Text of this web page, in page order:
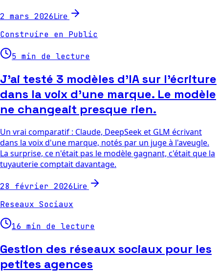
2 mars 2026Lire
Construire en Public
5 min de lecture
J'ai testé 3 modèles d'IA sur l'écriture
dans la voix d'une marque. Le modèle
ne changeait presque rien.
Un vrai comparatif : Claude, DeepSeek et GLM écrivant
dans la voix d'une marque, notés par un juge à l'aveugle.
La surprise, ce n'était pas le modèle gagnant, c'était que la
tuyauterie comptait davantage.
28 février 2026Lire
Reseaux Sociaux
16 min de lecture
Gestion des réseaux sociaux pour les
petites agences